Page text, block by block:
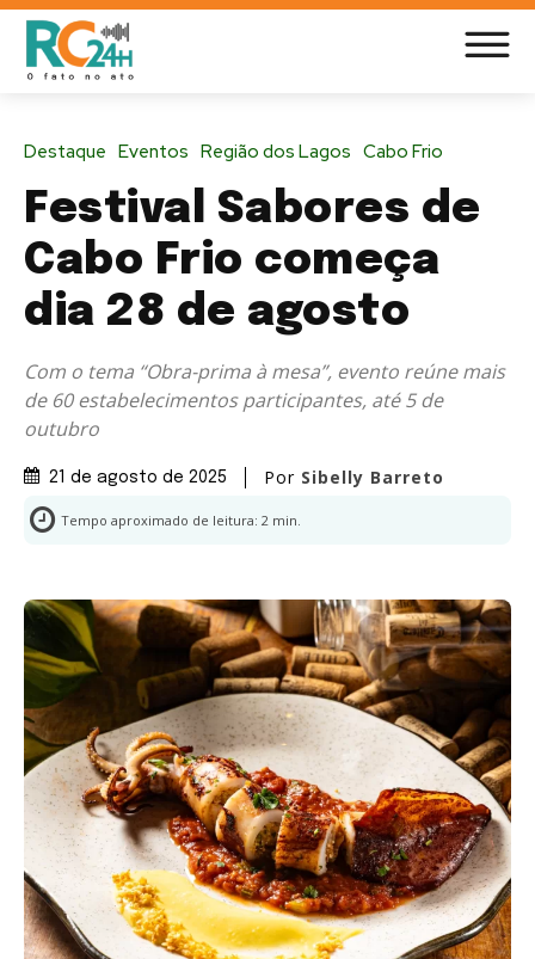
Destaque Eventos Região dos Lagos Cabo Frio
Festival Sabores de
Cabo Frio começa
dia 28 de agosto
Com o tema “Obra-prima à mesa”, evento reúne mais
de 60 estabelecimentos participantes, até 5 de
outubro
21 de agosto de 2025 Por Sibelly Barreto
Tempo aproximado de leitura: 2 min.